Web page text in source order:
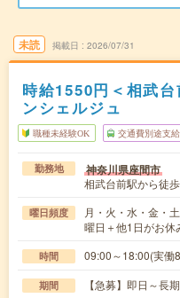
未読 掲載日 2026/07/31
時給1550円＜相武
ンシェルジュ
職種未経験OK 交通費別途支給
勤務地 神奈川県座間市
相武台前駅から徒
曜日頻度
月・火・水・金・
曜日＋他1日がお休
時間 09:00～18:00(実
期間 【急募】即日～長期